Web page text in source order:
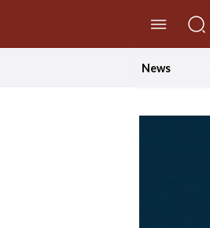
News